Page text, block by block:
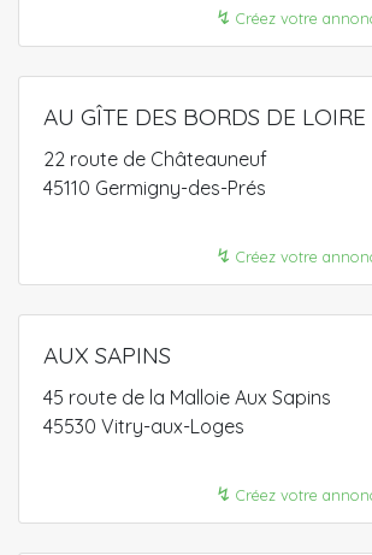
↯ Créez votre
AU GÎTE DES BORDS DE LOIRE
22 route de Châteauneuf
45110 Germigny-des-Prés
↯ Créez votre
AUX SAPINS
45 route de la Malloie Aux Sapins
45530 Vitry-aux-Loges
↯ Créez votre